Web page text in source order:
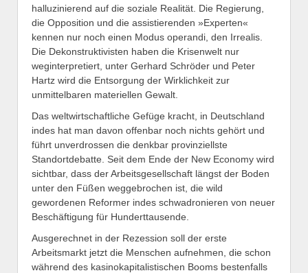
halluzinierend auf die soziale Realität. Die Regierung,
die Opposition und die assistierenden »Experten«
kennen nur noch einen Modus operandi, den Irrealis.
Die Dekonstruktivisten haben die Krisenwelt nur
weginterpretiert, unter Gerhard Schröder und Peter
Hartz wird die Entsorgung der Wirklichkeit zur
unmittelbaren materiellen Gewalt.
Das weltwirtschaftliche Gefüge kracht, in Deutschland
indes hat man davon offenbar noch nichts gehört und
führt unverdrossen die denkbar provinziellste
Standortdebatte. Seit dem Ende der New Economy wird
sichtbar, dass der Arbeitsgesellschaft längst der Boden
unter den Füßen weggebrochen ist, die wild
gewordenen Reformer indes schwadronieren von neuer
Beschäftigung für Hunderttausende.
Ausgerechnet in der Rezession soll der erste
Arbeitsmarkt jetzt die Menschen aufnehmen, die schon
während des kasinokapitalistischen Booms bestenfalls